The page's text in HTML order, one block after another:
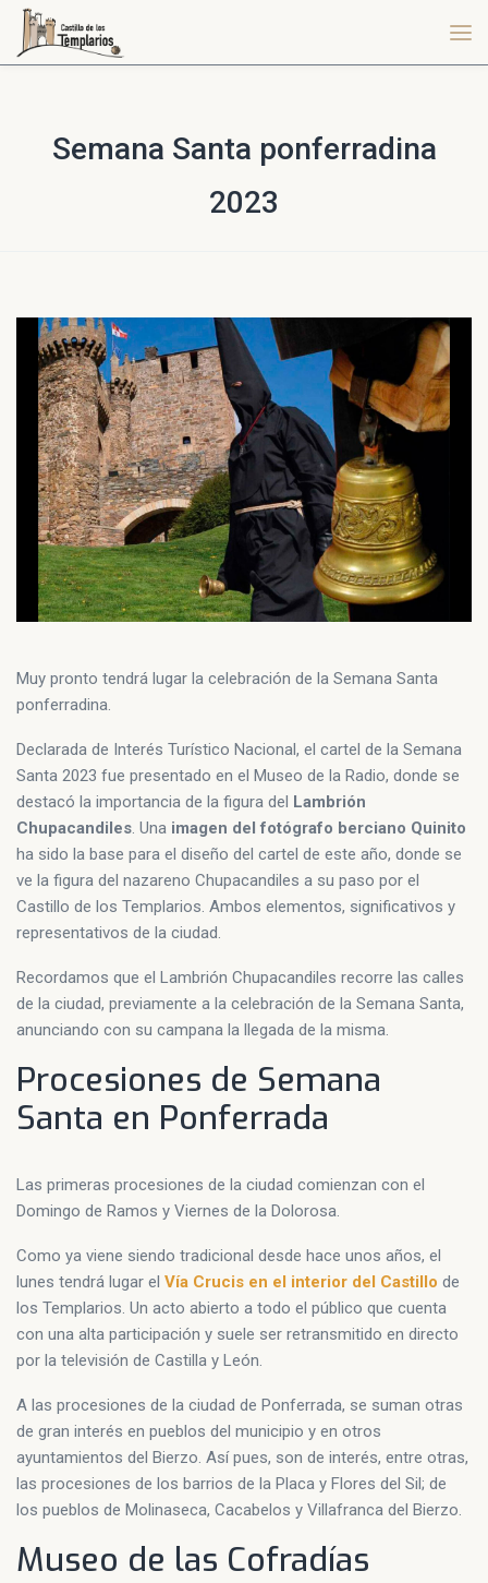
Semana Santa ponferradina
2023
Muy pronto tendrá lugar la celebración de la Semana Santa
ponferradina.
Declarada de Interés Turístico Nacional, el cartel de la Semana
Santa 2023 fue presentado en el Museo de la Radio, donde se
destacó la importancia de la figura del Lambrión
Chupacandiles. Una imagen del fotógrafo berciano Quinito
ha sido la base para el diseño del cartel de este año, donde se
ve la figura del nazareno Chupacandiles a su paso por el
Castillo de los Templarios. Ambos elementos, significativos y
representativos de la ciudad.
Recordamos que el Lambrión Chupacandiles recorre las calles
de la ciudad, previamente a la celebración de la Semana Santa,
anunciando con su campana la llegada de la misma.
Procesiones de Semana
Santa en Ponferrada
Las primeras procesiones de la ciudad comienzan con el
Domingo de Ramos y Viernes de la Dolorosa.
Como ya viene siendo tradicional desde hace unos años, el
lunes tendrá lugar el Vía Crucis en el interior del Castillo de
los Templarios. Un acto abierto a todo el público que cuenta
con una alta participación y suele ser retransmitido en directo
por la televisión de Castilla y León.
A las procesiones de la ciudad de Ponferrada, se suman otras
de gran interés en pueblos del municipio y en otros
ayuntamientos del Bierzo. Así pues, son de interés, entre otras,
las procesiones de los barrios de la Placa y Flores del Sil; de
los pueblos de Molinaseca, Cacabelos y Villafranca del Bierzo.
Museo de las Cofradías